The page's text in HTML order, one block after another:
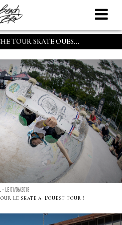
TOUR SKATE OUES...
- LE 01/06/2018
LE SKATE Ã L'OUEST TOUR !